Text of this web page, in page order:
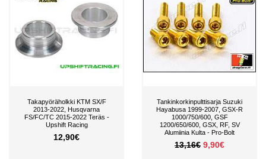
Takapyöräholkki KTM SX/F
2013-2022, Husqvarna
FS/FC/TC 2015-2022 Teräs -
Upshift Racing
12,90€
Tankinkorkinpulttisarja Suzuki
Hayabusa 1999-2007, GSX-R
1000/750/600, GSF
1200/650/600, GSX, RF, SV
Alumiinia Kulta - Pro-Bolt
13,16€ 9,90€